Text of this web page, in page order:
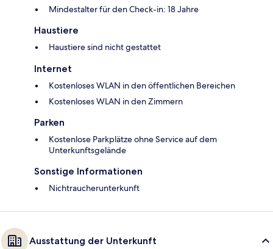
Mindestalter für den Check-in: 18 Jahre
Haustiere
Haustiere sind nicht gestattet
Internet
Kostenloses WLAN in den öffentlichen Bereichen
Kostenloses WLAN in den Zimmern
Parken
Kostenlose Parkplätze ohne Service auf dem
Unterkunftsgelände
Sonstige Informationen
Nichtraucherunterkunft
Ausstattung der Unterkunft